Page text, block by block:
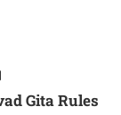
Gita Rules